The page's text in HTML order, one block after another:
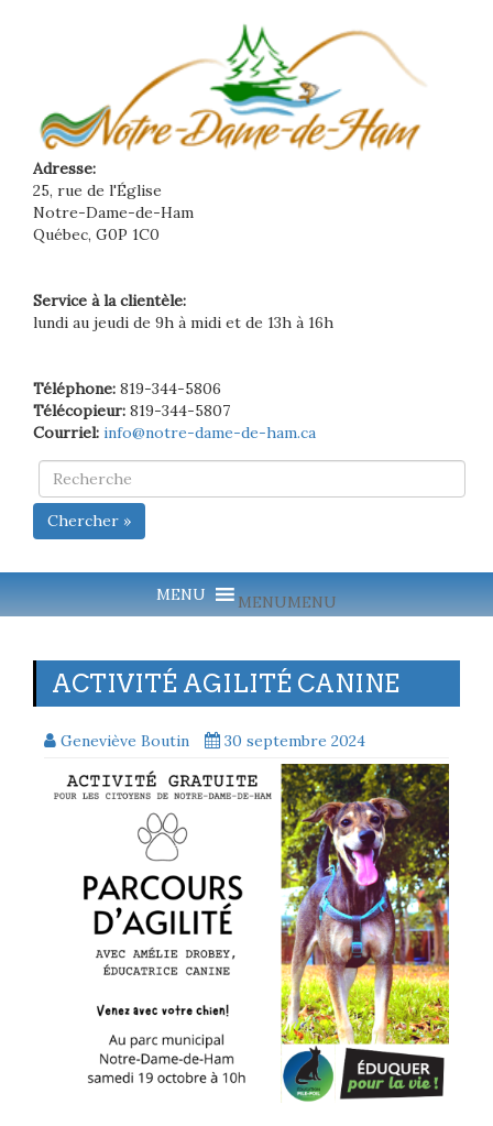
Adresse:
25, rue de l'Église
Notre-Dame-de-Ham
Québec, G0P 1C0
Service à la clientèle:
lundi au jeudi de 9h à midi et de 13h à 16h
Téléphone: 819-344-5806
Télécopieur: 819-344-5807
Courriel: info@notre-dame-de-ham.ca
Chercher »
MENUMENU
ACTIVITÉ AGILITÉ CANINE
Geneviève Boutin 30 septembre 2024